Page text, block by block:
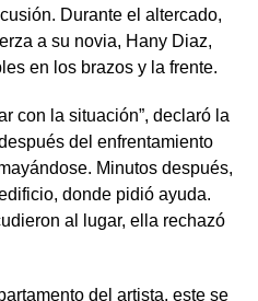
Durante el altercado,
a su novia, Hany Diaz,
en los brazos y la frente.
con la situación”, declaró la
del enfrentamiento
Minutos después,
donde pidió ayuda.
al lugar, ella rechazó
del artista, este se